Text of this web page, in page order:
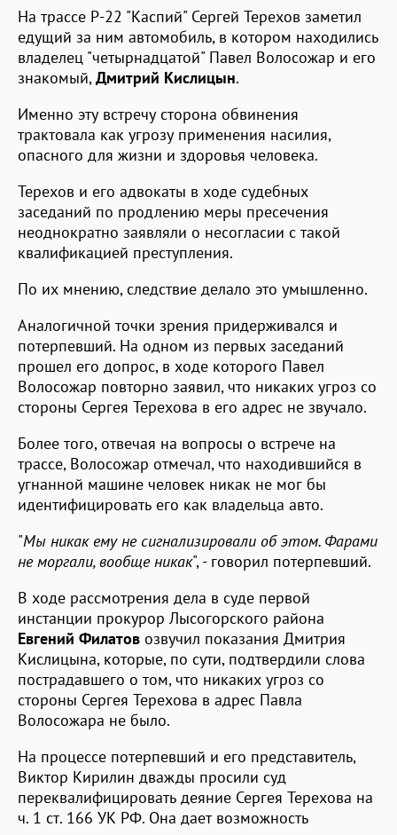
На трассе Р-22 "Каспий" Сергей Терехов заметил
едущий за ним автомобиль, в котором находились
владелец "четырнадцатой" Павел Волосожар и его
знакомый,Дмитрий Кислицын.
Именно эту встречу сторона обвинения
трактовала как угрозу применения насилия,
опасного для жизни и здоровья человека.
Терехов и его адвокаты в ходе судебных
заседаний по продлению меры пресечения
неоднократно заявляли о несогласии с такой
квалификацией преступления.
По их мнению, следствие делало это умышленно.
Аналогичной точки зрения придерживался и
потерпевший. На одном из первых заседаний
прошел его допрос, в ходе которого Павел
Волосожар повторно заявил, что никаких угроз со
стороны Сергея Терехова в его адрес не звучало.
Более того, отвечая на вопросы о встрече на
трассе, Волосожар отмечал, что находившийся в
угнанной машине человек никак не мог бы
идентифицировать его как владельца авто.
"Мы никак ему не сигнализировали об этом. Фарами
не моргали, вообще никак", - говорил потерпевший.
В ходе рассмотрения дела в суде первой
инстанции прокурор Лысогорского района
Евгений Филатов озвучил показания Дмитрия
Кислицына, которые, по сути, подтвердили слова
пострадавшего о том, что никаких угроз со
стороны Сергея Терехова в адрес Павла
Волосожара не было.
На процессе потерпевший и его представитель,
Виктор Кирилин дважды просили суд
переквалифицировать деяние Сергея Терехова на
ч. 1 ст. 166 УК РФ. Она дает возможность